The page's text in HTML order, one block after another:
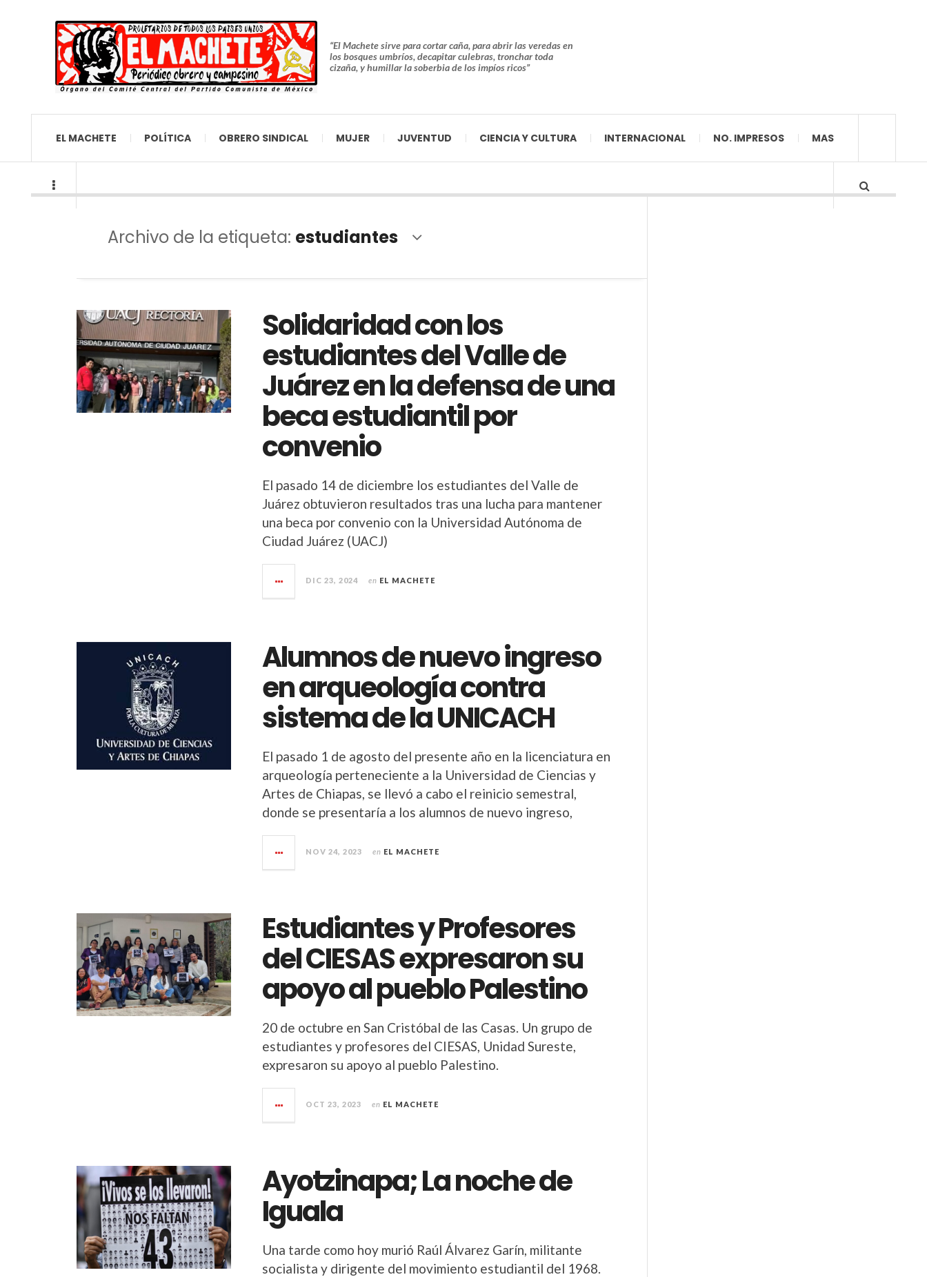
“El Machete sirve para cortar caña, para abrir las veredas en
los bosques umbríos, decapitar culebras, tronchar toda
cizaña, y humillar la soberbia de los impíos ricos”
EL MACHETE POLÍTICA OBRERO SINDICAL MUJER JUVENTUD CIENCIA Y CULTURA INTERNACIONAL NO. IMPRESOS MAS
Archivo de la etiqueta: estudiantes
Solidaridad con los
estudiantes del Valle de
Juárez en la defensa de una
beca estudiantil por
convenio
El pasado 14 de diciembre los estudiantes del Valle de
Juárez obtuvieron resultados tras una lucha para mantener
una beca por convenio con la Universidad Autónoma de
Ciudad Juárez (UACJ)
DIC 23, 2024 en EL MACHETE
Alumnos de nuevo ingreso
en arqueología contra
sistema de la UNICACH
El pasado 1 de agosto del presente año en la licenciatura en
arqueología perteneciente a la Universidad de Ciencias y
Artes de Chiapas, se llevó a cabo el reinicio semestral,
donde se presentaría a los alumnos de nuevo ingreso,
NOV 24, 2023 en EL MACHETE
Estudiantes y Profesores
del CIESAS expresaron su
apoyo al pueblo Palestino
20 de octubre en San Cristóbal de las Casas. Un grupo de
estudiantes y profesores del CIESAS, Unidad Sureste,
expresaron su apoyo al pueblo Palestino.
OCT 23, 2023 en EL MACHETE
Ayotzinapa; La noche de
Iguala
Una tarde como hoy murió Raúl Álvarez Garín, militante
socialista y dirigente del movimiento estudiantil del 1968.